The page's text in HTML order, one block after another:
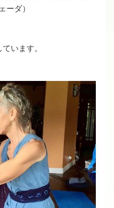
ーダ）
います。